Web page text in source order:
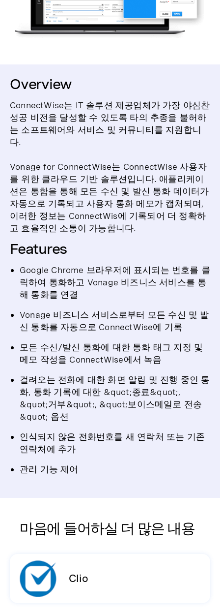
Overview
ConnectWise는 IT 솔루션 제공업체가 가장 야심찬
성공 비전을 달성할 수 있도록 타의 추종을 불허하
는 소프트웨어와 서비스 및 커뮤니티를 지원합니
다.
Vonage for ConnectWise는 ConnectWise 사용자
를 위한 클라우드 기반 솔루션입니다. 애플리케이
션은 통합을 통해 모든 수신 및 발신 통화 데이터가
자동으로 기록되고 사용자 통화 메모가 캡처되며,
이러한 정보는 ConnectWis에 기록되어 더 정확하
고 효율적인 소통이 가능합니다.
Features
Google Chrome 브라우저에 표시되는 번호를 클
릭하여 통화하고 Vonage 비즈니스 서비스를 통
해 통화를 연결
Vonage 비즈니스 서비스로부터 모든 수신 및 발
신 통화를 자동으로 ConnectWise에 기록
모든 수신/발신 통화에 대한 통화 태그 지정 및
메모 작성을 ConnectWise에서 녹음
걸려오는 전화에 대한 화면 알림 및 진행 중인 통
화, 통화 기록에 대한 &quot;종료&quot;,
&quot;거부&quot;, &quot;보이스메일로 전송
&quot; 옵션
인식되지 않은 전화번호를 새 연락처 또는 기존
연락처에 추가
관리 기능 제어
마음에 들어하실 더 많은 내용
Clio